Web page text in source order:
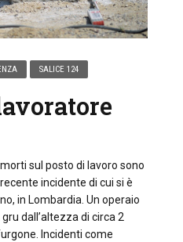
SALICE 124
sul posto di lavoro sono
incidente di cui si è
in Lombardia. Un operaio
dall’altezza di circa 2
Incidenti come